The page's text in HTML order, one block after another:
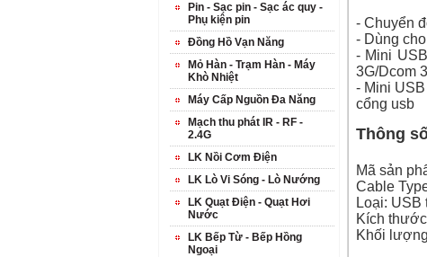
- Chuyển
- Dùng
- Mini
3G/Dcom
- Mini
cổng usb
Thông
Mã sản
Cable
Loại: USB
Kích
Khối
Pin - Sạc pin - Sạc ác quy -
Phụ kiện pin
Đồng Hồ Vạn Năng
Mỏ Hàn - Trạm Hàn - Máy
Khò Nhiệt
Máy Cấp Nguồn Đa Năng
Mạch thu phát IR - RF -
2.4G
LK Nồi Cơm Điện
LK Lò Vi Sóng - Lò Nướng
LK Quạt Điện - Quạt Hơi
Nước
LK Bếp Từ - Bếp Hồng
Ngoại